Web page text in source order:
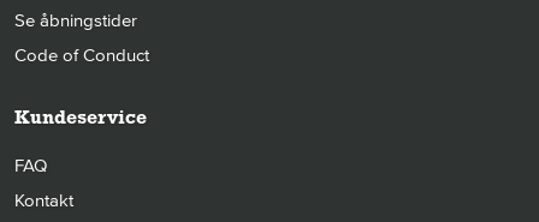
Se åbningstider
Code of Conduct
Kundeservice
FAQ
Kontakt